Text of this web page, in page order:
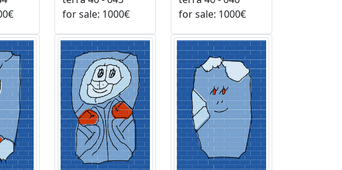
for sale: 1000€
for sale: 1000€